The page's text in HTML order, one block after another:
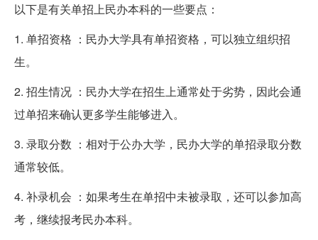
以下是有关单招上民办本科的一些要点：
1. 单招资格 ：民办大学具有单招资格，可以独立组织招
生。
2. 招生情况 ：民办大学在招生上通常处于劣势，因此会通
过单招来确认更多学生能够进入。
3. 录取分数 ：相对于公办大学，民办大学的单招录取分数
通常较低。
4. 补录机会 ：如果考生在单招中未被录取，还可以参加高
考，继续报考民办本科。